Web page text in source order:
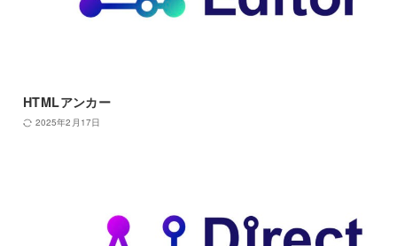
HTMLアンカー
2025年2月17日